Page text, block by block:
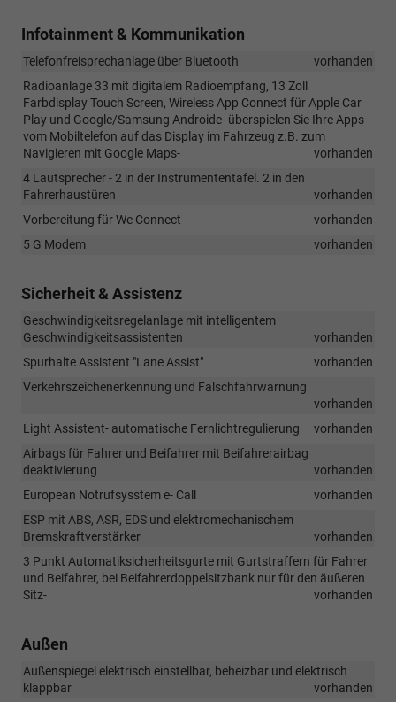
Infotainment & Kommunikation
Telefonfreisprechanlage über Bluetooth
vorhanden
Radioanlage 33 mit digitalem Radioempfang, 13 Zoll
Farbdisplay Touch Screen, Wireless App Connect für Apple Car
Play und Google/Samsung Androide- überspielen Sie Ihre Apps
vom Mobiltelefon auf das Display im Fahrzeug z.B. zum
Navigieren mit Google Maps-
vorhanden
4 Lautsprecher - 2 in der Instrumententafel. 2 in den
Fahrerhaustüren
vorhanden
Vorbereitung für We Connect
vorhanden
5 G Modem
vorhanden
Sicherheit & Assistenz
Geschwindigkeitsregelanlage mit intelligentem
Geschwindigkeitsassistenten
vorhanden
Spurhalte Assistent "Lane Assist"
vorhanden
Verkehrszeichenerkennung und Falschfahrwarnung
vorhanden
Light Assistent- automatische Fernlichtregulierung
vorhanden
Airbags für Fahrer und Beifahrer mit Beifahrerairbag
deaktivierung
vorhanden
European Notrufsysstem e- Call
vorhanden
ESP mit ABS, ASR, EDS und elektromechanischem
Bremskraftverstärker
vorhanden
3 Punkt Automatiksicherheitsgurte mit Gurtstraffern für Fahrer
und Beifahrer, bei Beifahrerdoppelsitzbank nur für den äußeren
Sitz-
vorhanden
Außen
Außenspiegel elektrisch einstellbar, beheizbar und elektrisch
klappbar
vorhanden